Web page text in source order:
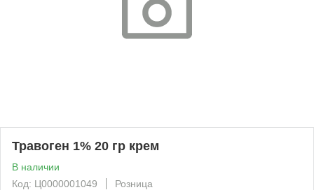
Травоген 1% 20 гр крем
В наличии
Код: Ц0000001049
Розница